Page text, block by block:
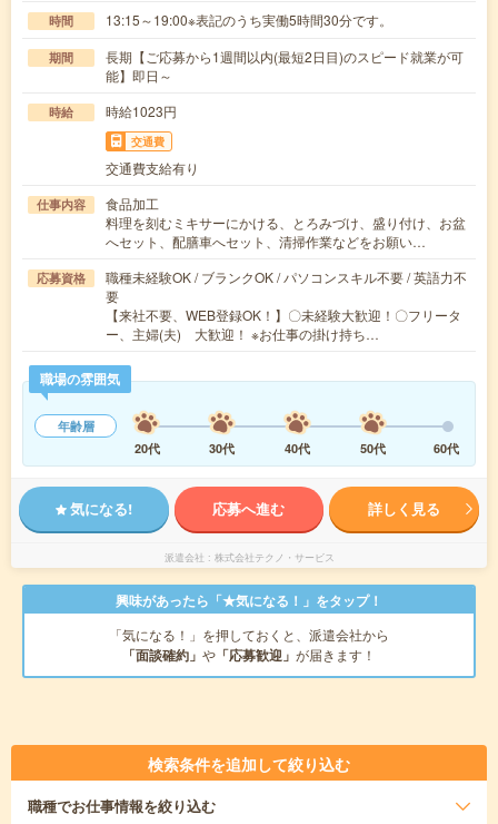
時間 13:15～19:00※表記のうち実働5時間30分です。
期間
長期【ご応募から1週間以内(最短2日目)のスピード就業が可
能】即日～
時給 時給1023円
交通費
交通費支給有り
仕事内容
食品加工
料理を刻むミキサーにかける、とろみづけ、盛り付け、お盆
へセット、配膳車へセット、清掃作業などをお願い…
応募資格
職種未経験OK / ブランクOK / パソコンスキル不要 / 英語力不
要
【来社不要、WEB登録OK！】〇未経験大歓迎！〇フリータ
ー、主婦(夫) 大歓迎！ ※お仕事の掛け持ち…
職場の雰囲気
年齢層
20代
30代 40代 50代 60代
気になる! 応募へ進む 詳しく見る
派遣会社 株式会社テクノ・サービス
興味があったら「★気になる！」をタップ！
「気になる！」を押しておくと、派遣会社から
「面談確約」 や 「応募歓迎」 が届きます！
検索条件を追加して絞り込む
職種でお仕事情報を絞り込む